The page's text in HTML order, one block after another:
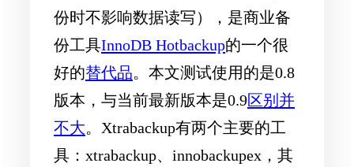
份时不影响数据读写），是商业备
份工具InnoDB Hotbackup的一个很
好的替代品。本文测试使用的是0.8
版本，与当前最新版本是0.9区别并
不大。Xtrabackup有两个主要的工
具：xtrabackup、innobackupex，其